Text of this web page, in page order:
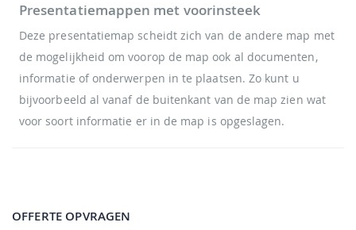
Presentatiemappen met voorinsteek
Deze presentatiemap scheidt zich van de andere map met
de mogelijkheid om voorop de map ook al documenten,
informatie of onderwerpen in te plaatsen. Zo kunt u
bijvoorbeeld al vanaf de buitenkant van de map zien wat
voor soort informatie er in de map is opgeslagen.
OFFERTE OPVRAGEN